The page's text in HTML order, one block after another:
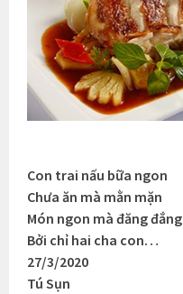
Con trai nấu bữa ngon
Chưa ăn mà mằn mặn
Món ngon mà đăng đắng
Bởi chỉ hai cha con…
27/3/2020
Tú Sụn